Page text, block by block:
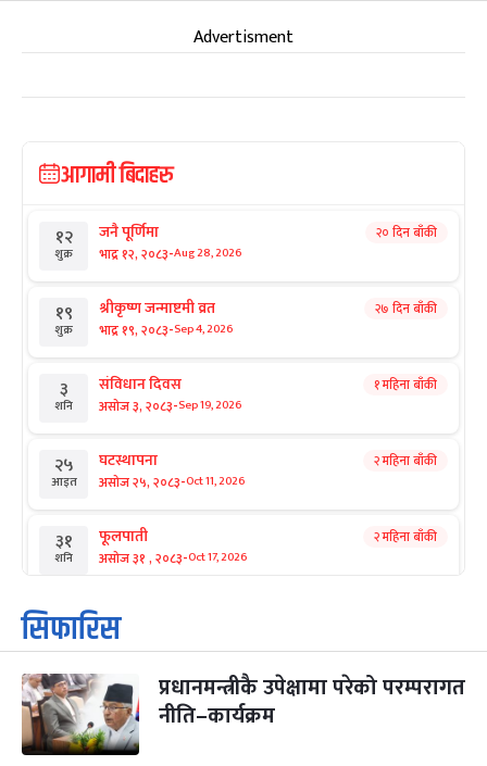
Advertisment
आगामी बिदाहरु
१२
शुक्र
जनै पूर्णिमा
भाद्र १२, २०८३-Aug 28, 2026
२० दिन बाँकी
१९
शुक्र
श्रीकृष्ण जन्माष्टमी व्रत
भाद्र १९, २०८३-Sep 4, 2026
२७ दिन बाँकी
३
शनि
संविधान दिवस
असोज ३, २०८३-Sep 19, 2026
१ महिना बाँकी
२५
आइत
घटस्थापना
असोज २५, २०८३-Oct 11, 2026
२ महिना बाँकी
३१
शनि
फूलपाती
असोज ३१ , २०८३-Oct 17, 2026
२ महिना बाँकी
१
आइत
कार्तिक सङ्क्रान्ति
कार्तिक १, २०८३
३
मंगल
महानवमी
कार्तिक ३, २०८३-Oct 20, 2026
२ महिना बाँकी
सिफारिस
प्रधानमन्त्रीकै उपेक्षामा परेको परम्परागत
नीति–कार्यक्रम